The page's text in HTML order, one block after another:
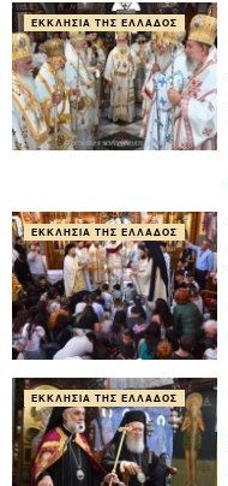
ΕΚΚΛΗΣΊΑ ΤΗΣ ΕΛΛΆΔΟΣ
ΕΚΚΛΗΣΊΑ ΤΗΣ ΕΛΛΆΔΟΣ
ΕΚΚΛΗΣΊΑ ΤΗΣ ΕΛΛΆΔΟΣ